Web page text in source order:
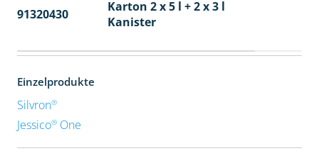
91320430
Karton 2 x 5 l + 2 x 3 l
Kanister
Einzelprodukte
Silvron®
Jessico®One